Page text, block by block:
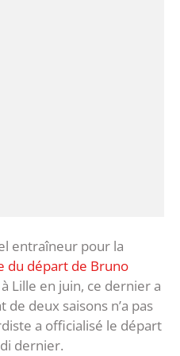
entraîneur pour la
du départ de Bruno
Lille en juin, ce dernier a
deux saisons n’a pas
a officialisé le départ
dernier.